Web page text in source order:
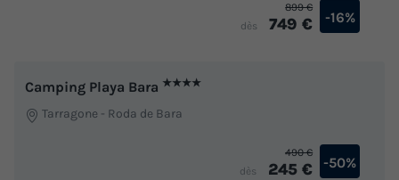
899 €
dès
749 € -16%
Camping Playa Bara ★★★★
Tarragone - Roda de Bara
490 €
dès
245 € -50%